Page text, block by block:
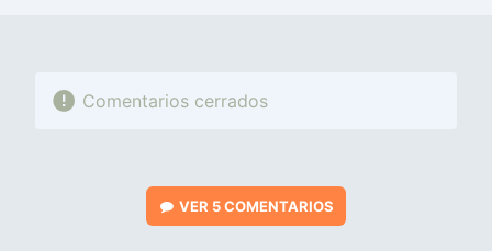
Comentarios cerrados
VER 5 COMENTARIOS